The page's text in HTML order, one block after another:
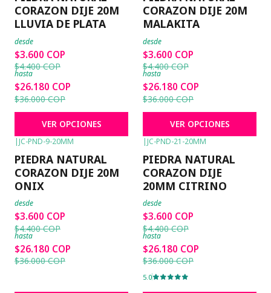
CORAZON DIJE 20M
LLUVIA DE PLATA
desde
$3.600 COP
$4.400 COP
hasta
$26.180 COP
$36.000 COP
VER OPCIONES
CORAZON DIJE 20M
MALAKITA
desde
$3.600 COP
$4.400 COP
hasta
$26.180 COP
$36.000 COP
VER OPCIONES
|JC-PND-9-20MM
PIEDRA NATURAL
CORAZON DIJE 20M
ONIX
desde
$3.600 COP
$4.400 COP
hasta
$26.180 COP
$36.000 COP
|JC-PND-21-20MM
PIEDRA NATURAL
CORAZON DIJE
20MM CITRINO
desde
$3.600 COP
$4.400 COP
hasta
$26.180 COP
$36.000 COP
5.0